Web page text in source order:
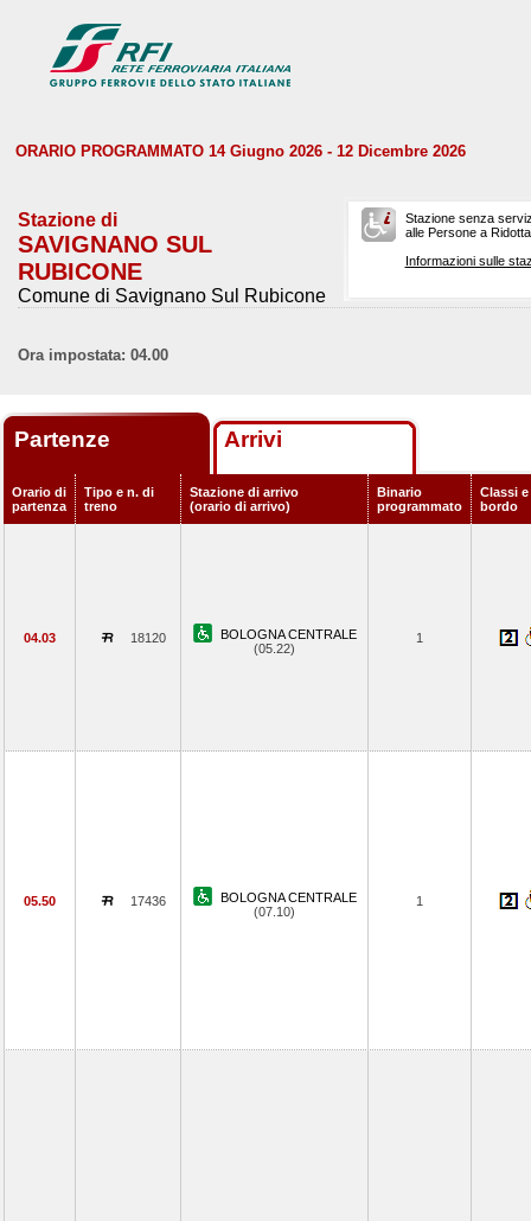
ORARIO PROGRAMMATO 14 Giugno 2026 - 12 Dicembre 2026
Stazione di
SAVIGNANO SUL
RUBICONE
Comune di Savignano Sul Rubicone
Stazione senza
alle Persone a
Informazioni sulle
Ora impostata: 04.00
Partenze Arrivi
Orario di
partenza
Tipo e n. di
treno
Stazione di arrivo
(orario di arrivo)
Binario
programmato
Classi
bordo
04.03 18120
BOLOGNA CENTRALE
(05.22)
1
05.50 17436
BOLOGNA CENTRALE
(07.10)
1